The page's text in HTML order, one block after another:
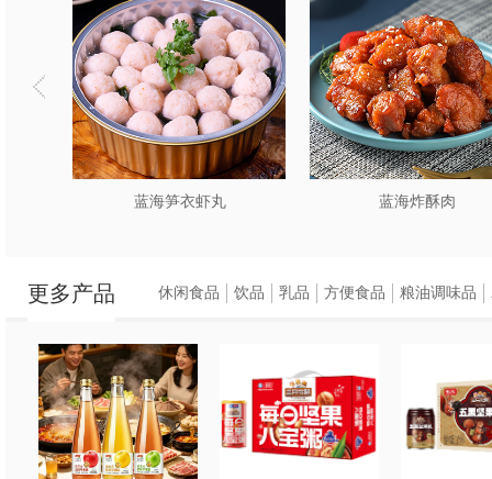
蓝海笋衣虾丸 蓝海炸酥肉
更多产品 休闲食品 饮品 乳品 方便食品 粮油调味品